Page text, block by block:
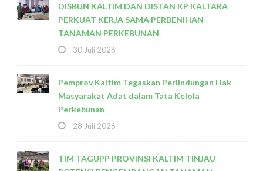
DISBUN KALTIM DAN DISTAN KP KALTARA
PERKUAT KERJA SAMA PERBENIHAN
TANAMAN PERKEBUNAN
30 Juli 2026
Pemprov Kaltim Tegaskan Perlindungan Hak
Masyarakat Adat dalam Tata Kelola
Perkebunan
28 Juli 2026
TIM TAGUPP PROVINSI KALTIM TINJAU